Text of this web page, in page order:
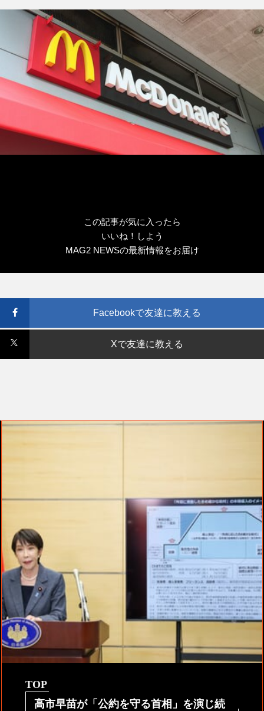
この記事が気に入ったら
いいね！しよう
MAG2 NEWSの最新情報をお届け
Facebookで友達に教える
Xで友達に教える
TOP
高市早苗が「公約を守る首相」を演じ続